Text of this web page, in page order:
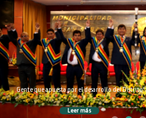
slider
Gente que apuesta por el desarrollo del Distrito
Leer más